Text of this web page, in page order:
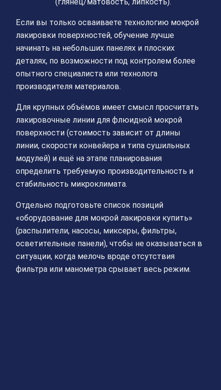
Если вы только осваиваете технологию мокрой
лакировки поверхностей, обучение лучше
начинать на небольших панелях и плоских
деталях, по возможности под контролем более
опытного специалиста или технолога
производителя материалов.
Для крупных объёмов имеет смысл просчитать
лакировочные линии для флюидной мокрой
поверхности (стоимость зависит от длины
линии, скорости конвейера и типа сушильных
модулей) и ещё на этапе планирования
определить требуемую производительность и
стабильность микроклимата.
Отдельно подготовьте список позиций
«оборудование для мокрой лакировки купить»
(распылители, насосы, миксеры, фильтры,
осветительные панели), чтобы не оказываться в
ситуации, когда мелочь вроде отсутствия
фильтра или манометра срывает весь режим.